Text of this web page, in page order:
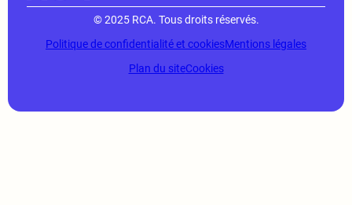
© 2025 RCA. Tous droits réservés.
Politique de confidentialité et cookiesMentions légales
Plan du siteCookies